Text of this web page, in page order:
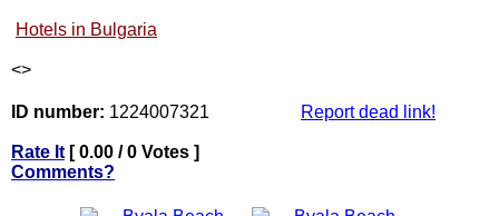
Hotels in Bulgaria
<>
ID number: 1224007321
Rate It [ 0.00 / 0 Votes ]
Comments?
Report dead link!